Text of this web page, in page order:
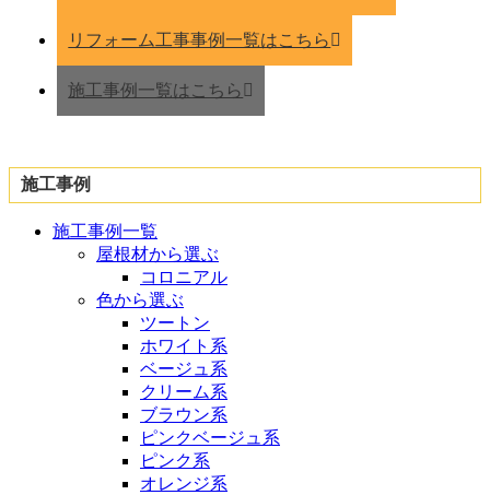
リフォーム工事事例一覧はこちら
施工事例一覧はこちら
施工事例
施工事例一覧
屋根材から選ぶ
コロニアル
色から選ぶ
ツートン
ホワイト系
ベージュ系
クリーム系
ブラウン系
ピンクベージュ系
ピンク系
オレンジ系